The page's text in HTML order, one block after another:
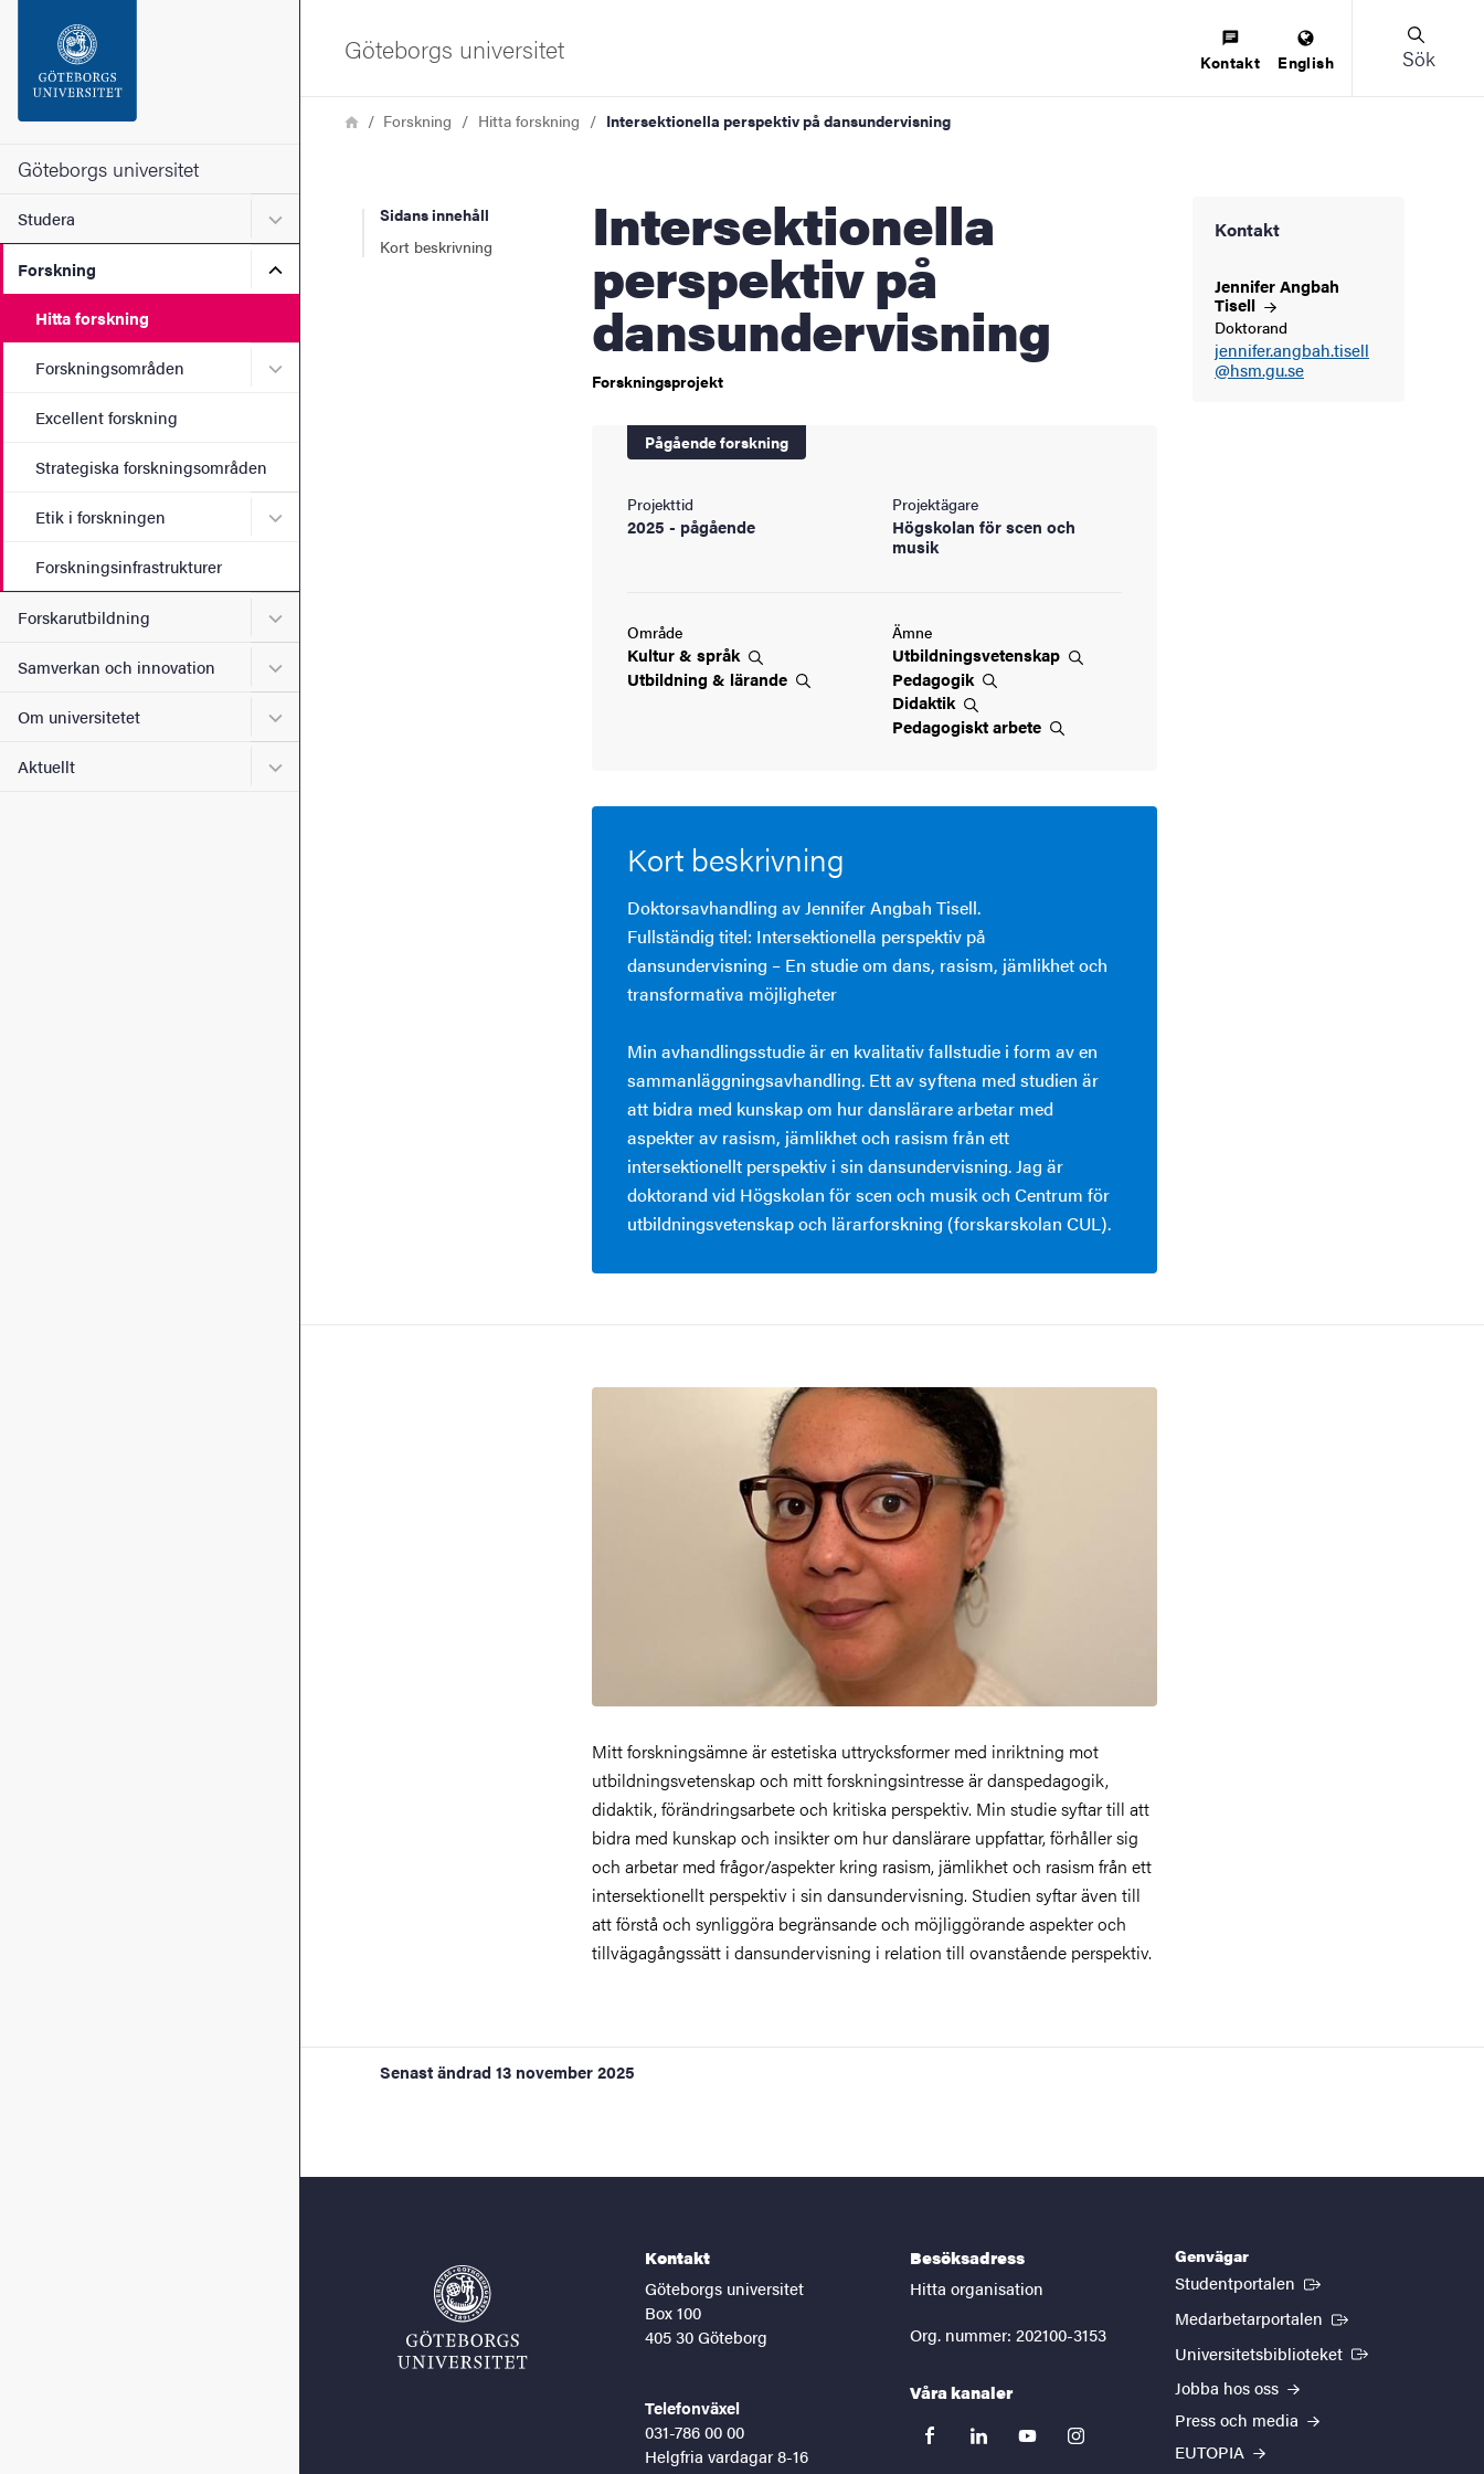
Sidfoten
Om webbplatsen
Göteborgs universitet
Studera Undermeny för Studera
Forskning Undermeny för Forskning
Hitta forskning
Forskningsområden Undermeny för Forskningsområden
Excellent forskning
Strategiska forskningsområden
Etik i forskningen Undermeny för Etik i forskningen
Forskningsinfrastrukturer
Forskarutbildning Undermeny för Forskarutbildning
Samverkan och innovation Undermeny för Samverkan och innovation
Om universitetet Undermeny för Om universitetet
Aktuellt Undermeny för Aktuellt
Göteborgs universitet Kontakt English Sök
LänkstigHemForskning Hitta forskning Intersektionella perspektiv på dansundervisning
Sidans innehåll
Kort beskrivning
Intersektionella
perspektiv på
dansundervisning
Forskningsprojekt
Pågående forskning
Projekttid
2025 - pågående
Projektägare
Högskolan för scen och
musik
Område
Kultur & språk
Utbildning & lärande
Ämne
Utbildningsvetenskap
Pedagogik
Didaktik
Pedagogisktarbete
Kort beskrivning
Doktorsavhandling av Jennifer Angbah Tisell.
Fullständig titel: Intersektionella perspektiv på
dansundervisning – En studie om dans, rasism, jämlikhet och
transformativa möjligheter
Min avhandlingsstudie är en kvalitativ fallstudie i form av en
sammanläggningsavhandling. Ett av syftena med studien är
att bidra med kunskap om hur danslärare arbetar med
aspekter av rasism, jämlikhet och rasism från ett
intersektionellt perspektiv i sin dansundervisning. Jag är
doktorand vid Högskolan för scen och musik och Centrum för
utbildningsvetenskap och lärarforskning (forskarskolan CUL).
Kontakt
Jennifer Angbah
Tisell
Doktorand
jennifer.angbah.tisell
@hsm.gu.se
Mitt forskningsämne är estetiska uttrycksformer med inriktning mot
utbildningsvetenskap och mitt forskningsintresse är danspedagogik,
didaktik, förändringsarbete och kritiska perspektiv. Min studie syftar till att
bidra med kunskap och insikter om hur danslärare uppfattar, förhåller sig
och arbetar med frågor/aspekter kring rasism, jämlikhet och rasism från ett
intersektionellt perspektiv i sin dansundervisning. Studien syftar även till
att förstå och synliggöra begränsande och möjliggörande aspekter och
tillvägagångssätt i dansundervisning i relation till ovanstående perspektiv.
Senast ändrad 13 november 2025
Kontakt
Göteborgs universitet
Box 100
405 30 Göteborg
Telefonväxel
031-786 00 00
Helgfria vardagar 8-16
Besöksadress
Hitta organisation
Org. nummer: 202100-3153
Våra kanaler
facebooklinkedinyoutubeinstagram
Genvägar
Studentportalen (Extern länk)
Medarbetarportalen (Extern länk)
Universitetsbiblioteket (Extern länk)
Jobba hos oss
Press och media
EUTOPIA